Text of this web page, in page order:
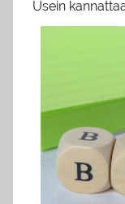
Usein kann